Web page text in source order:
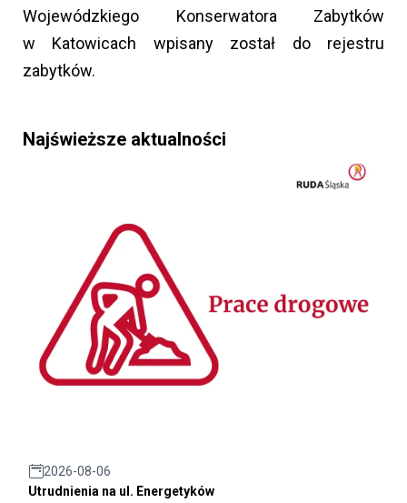
Wojewódzkiego Konserwatora Zabytków
w Katowicach wpisany został do rejestru
zabytków.
Najświeższe aktualności
2026-08-06
Utrudnienia na ul. Energetyków